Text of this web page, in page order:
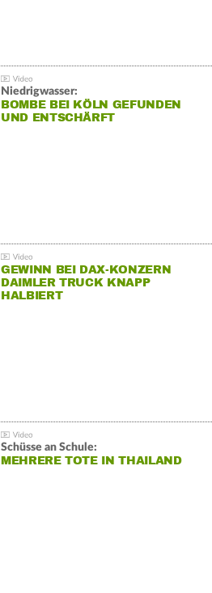
Niedrigwasser:
BOMBE BEI KÖLN GEFUNDEN
UND ENTSCHÄRFT
GEWINN BEI DAX-KONZERN
DAIMLER TRUCK KNAPP
HALBIERT
Schüsse an Schule:
MEHRERE TOTE IN THAILAND